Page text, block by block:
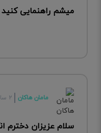
میشم راهنمایی کنید
مامان هاکان ۲ سالگی
سلام عزیزان دخترم